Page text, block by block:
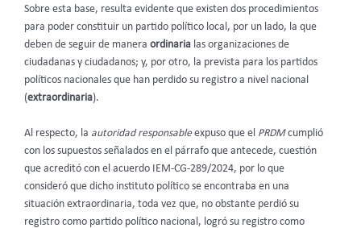
Sobre esta base, resulta evidente que existen dos procedimientos
para poder constituir un partido político local, por un lado, la que
deben de seguir de manera ordinaria las organizaciones de
ciudadanas y ciudadanos; y, por otro, la prevista para los partidos
políticos nacionales que han perdido su registro a nivel nacional
(extraordinaria).
Al respecto, la autoridad responsableexpuso que el PRDMcumplió
con los supuestos señalados en el párrafo que antecede, cuestión
que acreditó con el acuerdo IEM-CG-289/2024, por lo que
consideró que dicho instituto político se encontraba en una
situación extraordinaria, toda vez que, no obstante perdió su
registro como partido político nacional, logró su registro como